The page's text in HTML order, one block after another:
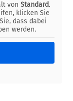
von Standard.
klicken Sie
dass dabei
werden.